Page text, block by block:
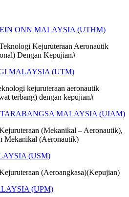
ONN MALAYSIA (UTHM)
Kejuruteraan Aeronautik
Dengan Kepujian#
MALAYSIA (UTM)
kejuruteraan aeronautik
terbang) dengan kepujian#
MALAYSIA (UIAM)
(Mekanikal – Aeronautik),
Mekanikal (Aeronautik)
(USM)
(Aeroangkasa)(Kepujian)
(UPM)